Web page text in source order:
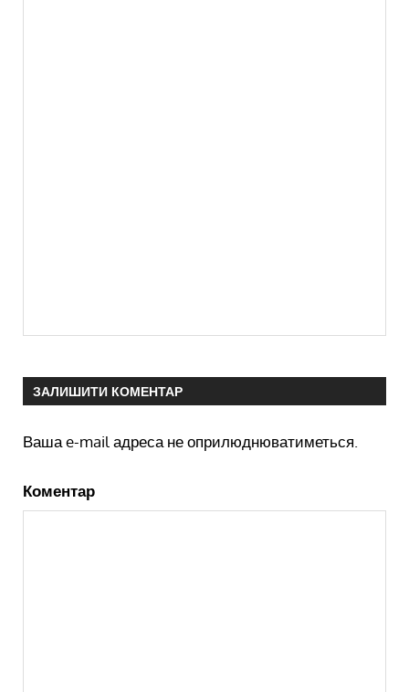
ЗАЛИШИТИ КОМЕНТАР
Ваша e-mail адреса не оприлюднюватиметься.
Коментар